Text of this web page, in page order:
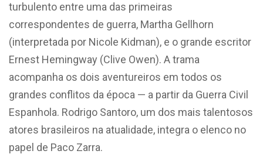
turbulento entre uma das primeiras
correspondentes de guerra, Martha Gellhorn
(interpretada por Nicole Kidman), e o grande escritor
Ernest Hemingway (Clive Owen). A trama
acompanha os dois aventureiros em todos os
grandes conflitos da época — a partir da Guerra Civil
Espanhola. Rodrigo Santoro, um dos mais talentosos
atores brasileiros na atualidade, integra o elenco no
papel de Paco Zarra.